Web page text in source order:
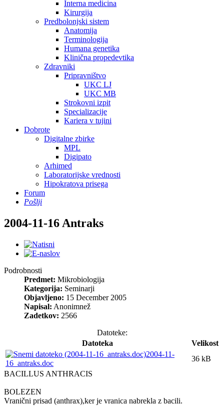
Interna medicina
Kirurgija
Predbolonjski sistem
Anatomija
Terminologija
Humana genetika
Klinična propedevtika
Zdravniki
Pripravništvo
UKC LJ
UKC MB
Strokovni izpit
Specializacije
Kariera v tujini
Dobrote
Digitalne zbirke
MPL
Digipato
Arhimed
Laboratorijske vrednosti
Hipokratova prisega
Forum
Pošlji
2004-11-16 Antraks
Podrobnosti
Predmet: Mikrobiologija
Kategorija: Seminarji
Objavljeno: 15 December 2005
Napisal: Anonimnež
Zadetkov: 2566
Datoteke:
Datoteka
Velikost
2004-11-
16_antraks.doc
36 kB
BACILLUS ANTHRACIS
BOLEZEN
Vranični prisad (anthrax),ker je vranica nabrekla z bacili.